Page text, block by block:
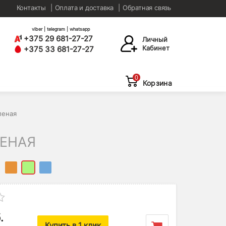
Контакты Оплата и доставка Обратная связь
viber | telegram | whatsapp
+375 29 681-27-27
+375 33 681-27-27
Личный
Кабинет
0
Корзина